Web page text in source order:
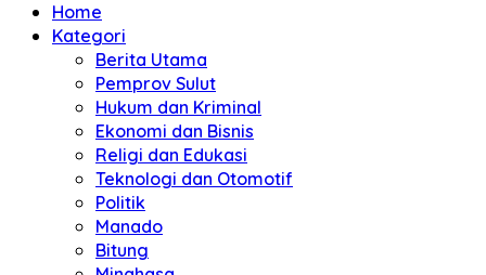
Home
Kategori
Berita Utama
Pemprov Sulut
Hukum dan Kriminal
Ekonomi dan Bisnis
Religi dan Edukasi
Teknologi dan Otomotif
Politik
Manado
Bitung